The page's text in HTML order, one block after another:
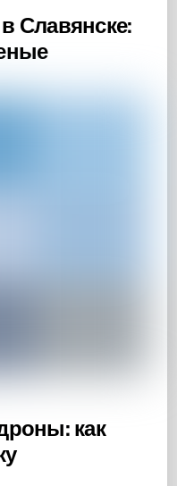
Славянске:
как